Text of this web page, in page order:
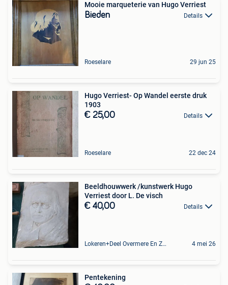
Mooie marqueterie van Hugo Verriest
Bieden Details
Roeselare 29 jun 25
Hugo Verriest- Op Wandel eerste druk
1903
€ 25,00 Details
Roeselare 22 dec 24
Beeldhouwwerk /kunstwerk Hugo
Verriest door L. De visch
€ 40,00 Details
Lokeren+Deel Overmere En Zele 4 mei 26
Pentekening